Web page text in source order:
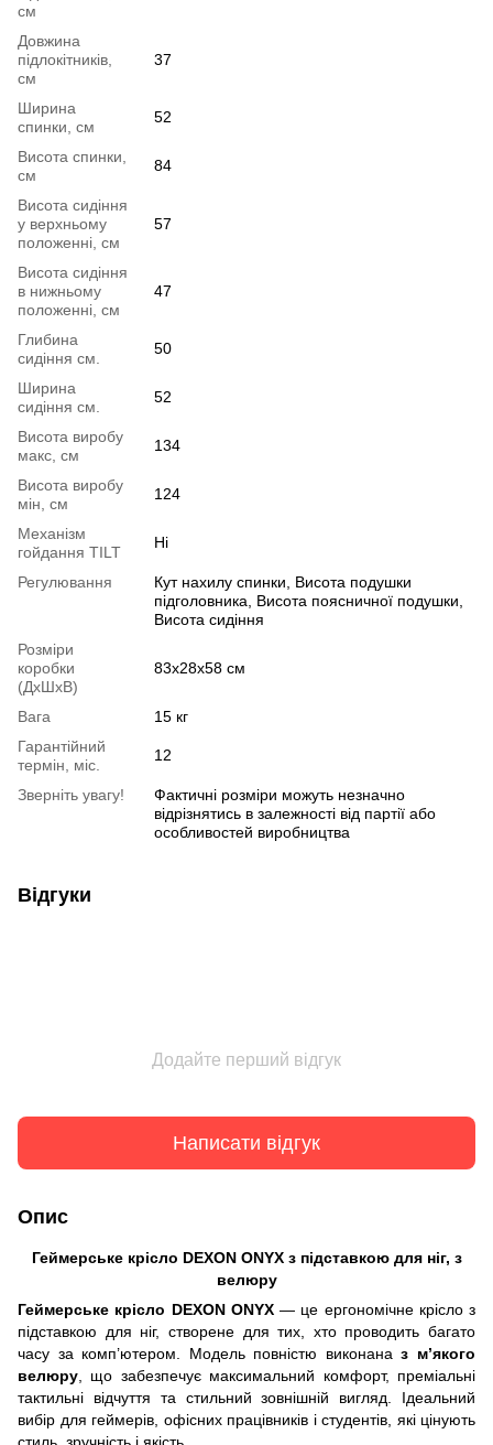
см
Довжина
підлокітників,
см
37
Ширина
спинки, см
52
Висота спинки,
см
84
Висота сидіння
у верхньому
положенні, см
57
Висота сидіння
в нижньому
положенні, см
47
Глибина
сидіння см.
50
Ширина
сидіння см.
52
Висота виробу
макс, см
134
Висота виробу
мін, см
124
Механізм
гойдання TILT
Ні
Регулювання
Кут нахилу спинки, Висота подушки
підголовника, Висота поясничної подушки,
Висота сидіння
Розміри
коробки
(ДхШхВ)
83x28x58 см
Вага
15 кг
Гарантійний
термін, міс.
12
Зверніть увагу!
Фактичні розміри можуть незначно
відрізнятись в залежності від партії або
особливостей виробництва
Відгуки
Додайте перший відгук
Написати відгук
Опис
Геймерське крісло DEXON ONYX з підставкою для ніг, з
велюру
Геймерське крісло DEXON ONYX— це ергономічне крісло з
підставкою для ніг, створене для тих, хто проводить багато
часу за комп’ютером. Модель повністю виконаназ м’якого
велюру , що забезпечує максимальний комфорт, преміальні
тактильні відчуття та стильний зовнішній вигляд. Ідеальний
вибір для геймерів, офісних працівників і студентів, які цінують